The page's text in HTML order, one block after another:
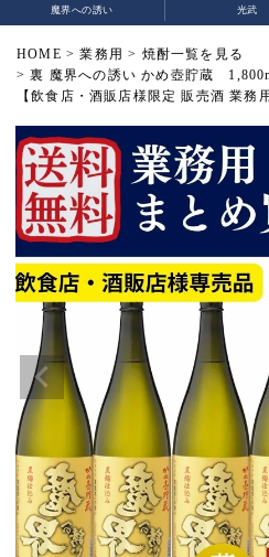
魔界への誘い 光武
HOME 業務用
焼酎一覧を見る
裏 魔界への誘い かめ壺貯蔵
【飲食店・酒販店様限定 販売酒 業務